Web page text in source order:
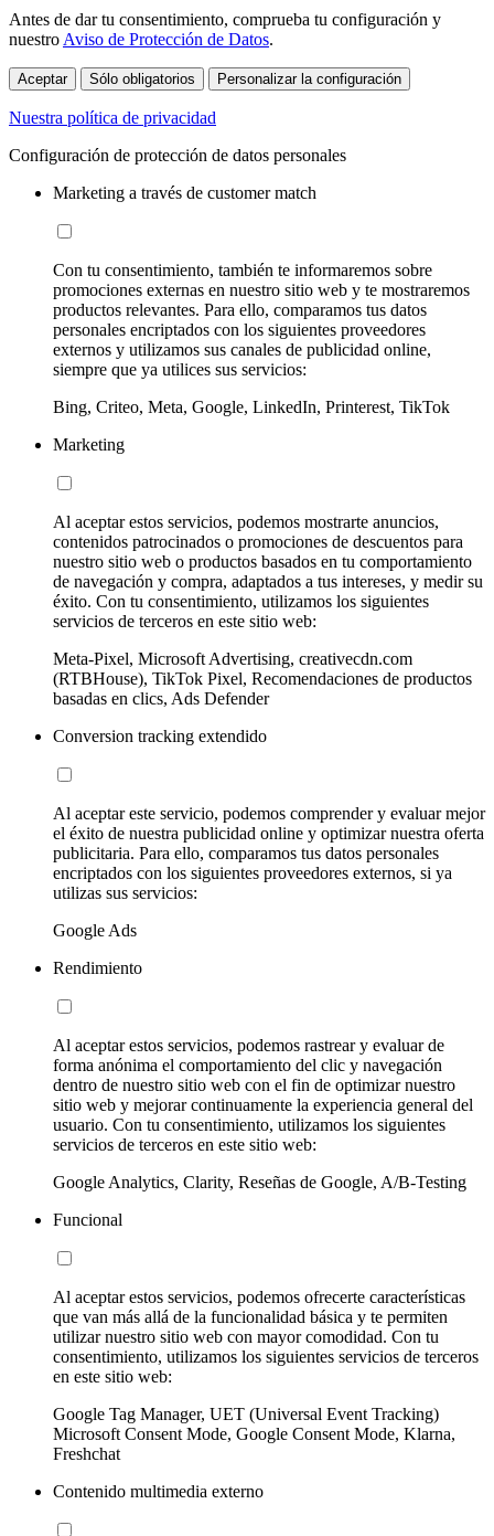
Antes de dar tu consentimiento, comprueba tu configuración y
nuestro Aviso de Protección de Datos.
Aceptar Sólo obligatorios Personalizar la configuración
Nuestra política de privacidad
Configuración de protección de datos personales
Marketing a través de customer match
Con tu consentimiento, también te informaremos sobre
promociones externas en nuestro sitio web y te mostraremos
productos relevantes. Para ello, comparamos tus datos
personales encriptados con los siguientes proveedores
externos y utilizamos sus canales de publicidad online,
siempre que ya utilices sus servicios:
Bing, Criteo, Meta, Google, LinkedIn, Printerest, TikTok
Marketing
Al aceptar estos servicios, podemos mostrarte anuncios,
contenidos patrocinados o promociones de descuentos para
nuestro sitio web o productos basados en tu comportamiento
de navegación y compra, adaptados a tus intereses, y medir su
éxito. Con tu consentimiento, utilizamos los siguientes
servicios de terceros en este sitio web:
Meta-Pixel, Microsoft Advertising, creativecdn.com
(RTBHouse), TikTok Pixel, Recomendaciones de productos
basadas en clics, Ads Defender
Conversion tracking extendido
Al aceptar este servicio, podemos comprender y evaluar mejor
el éxito de nuestra publicidad online y optimizar nuestra oferta
publicitaria. Para ello, comparamos tus datos personales
encriptados con los siguientes proveedores externos, si ya
utilizas sus servicios:
Google Ads
Rendimiento
Al aceptar estos servicios, podemos rastrear y evaluar de
forma anónima el comportamiento del clic y navegación
dentro de nuestro sitio web con el fin de optimizar nuestro
sitio web y mejorar continuamente la experiencia general del
usuario. Con tu consentimiento, utilizamos los siguientes
servicios de terceros en este sitio web:
Google Analytics, Clarity, Reseñas de Google, A/B-Testing
Funcional
Al aceptar estos servicios, podemos ofrecerte características
que van más allá de la funcionalidad básica y te permiten
utilizar nuestro sitio web con mayor comodidad. Con tu
consentimiento, utilizamos los siguientes servicios de terceros
en este sitio web:
Google Tag Manager, UET (Universal Event Tracking)
Microsoft Consent Mode, Google Consent Mode, Klarna,
Freshchat
Contenido multimedia externo